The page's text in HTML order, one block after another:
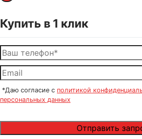
Купить в 1 клик
*Даю согласие с политикой
персональных данных